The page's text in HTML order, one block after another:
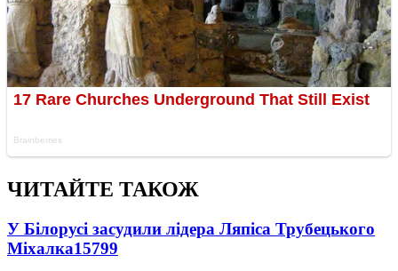
ЧИТАЙТЕ ТАКОЖ
У Білорусі засудили лідера Ляпіса Трубецького
Міхалка15799